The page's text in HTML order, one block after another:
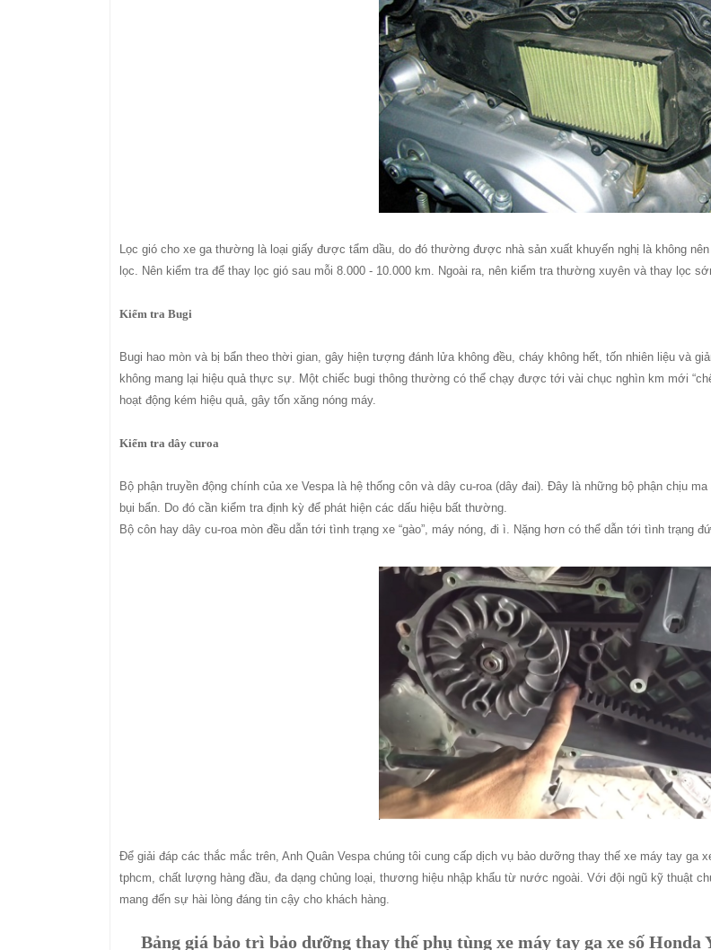
Lọc gió cho xe ga thường là loại giấy được tẩm dầu, do đó thường được nhà sản xuất khuyến nghị là không
lọc. Nên kiểm tra để thay lọc gió sau mỗi 8.000 - 10.000 km. Ngoài ra, nên kiểm tra thường xuyên và thay lọc
Kiểm tra Bugi
Bugi hao mòn và bị bẩn theo thời gian, gây hiện tượng đánh lửa không đều, cháy không hết, tốn nhiên liệu và
không mang lại hiệu quả thực sự. Một chiếc bugi thông thường có thể chạy được tới vài chục nghìn km mới
hoạt động kém hiệu quả, gây tốn xăng nóng máy.
Kiểm tra dây curoa
Bộ phận truyền động chính của xe Vespa là hệ thống côn và dây cu-roa (dây đai). Đây là những bộ phận chịu
bụi bẩn. Do đó cần kiểm tra định kỳ để phát hiện các dấu hiệu bất thường.
Bộ côn hay dây cu-roa mòn đều dẫn tới tình trạng xe “gào”, máy nóng, đi ì. Nặng hơn có thể dẫn tới tình trạng
Để giải đáp các thắc mắc trên, Anh Quân Vespa chúng tôi cung cấp dịch vụ bảo dưỡng thay thế xe máy tay ga
tphcm, chất lượng hàng đầu, đa dạng chủng loại, thương hiệu nhập khẩu từ nước ngoài. Với đội ngũ kỹ thuật
mang đến sự hài lòng đáng tin cậy cho khách hàng.
Bảng giá bảo trì bảo dưỡng thay thế phụ tùng xe máy tay ga xe số Honda